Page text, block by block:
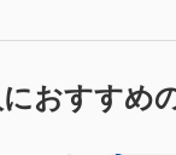
飲を下げられる点
で「お前なんか地
おすすめ